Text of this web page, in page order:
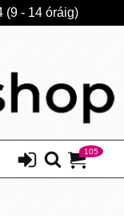
(9 - 14 óráig)
105